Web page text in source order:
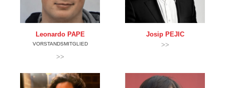
Leonardo PAPE
VORSTANDSMITGLIED
>>
Josip PEJIC
>>